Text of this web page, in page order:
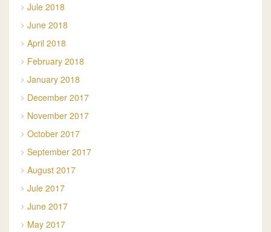
Jule 2018
June 2018
April 2018
February 2018
January 2018
December 2017
November 2017
October 2017
September 2017
August 2017
Jule 2017
June 2017
May 2017